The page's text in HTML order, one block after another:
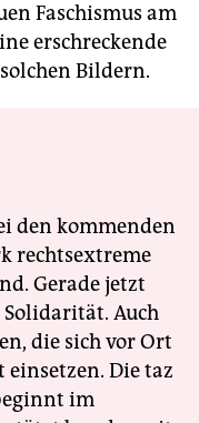
Faschismus am
erschreckende
Bildern.
den kommenden
rechtsextreme
Gerade jetzt
Auch
die sich vor Ort
Die taz
im